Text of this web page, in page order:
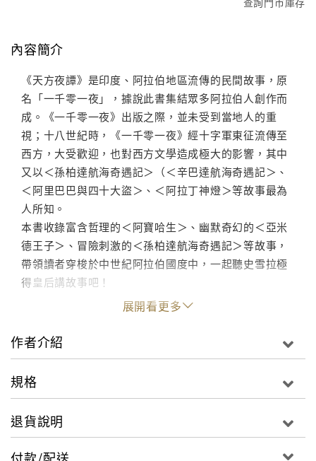
內容簡介
《天方夜譚》是印度、阿拉伯地區流傳的民間故事，原
名「一千零一夜」，據說此書集結眾多阿拉伯人創作而
成。《一千零一夜》出版之際，並未受到當地人的重
視；十八世紀時，《一千零一夜》經十字軍東征流傳至
西方，大受歡迎，也對西方文學造成極大的影響，其中
又以＜孫柏達航海奇遇記＞（＜辛巴達航海奇遇記＞、
＜阿里巴巴與四十大盜＞、＜阿拉丁神燈＞等故事最為
人所知。
本書收錄富含哲理的＜阿寶哈生＞、幽默奇幻的＜亞米
德王子＞、冒險刺激的＜孫柏達航海奇遇記＞等故事，
帶領讀者穿梭於中世紀阿拉伯國度中，一起聽史雪拉極
得皇后講故事吧！
展開看更多
作者介紹
規格
退貨說明